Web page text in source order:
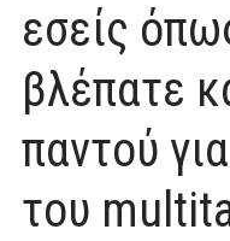
εσείς
βλέπατε
παντού
του